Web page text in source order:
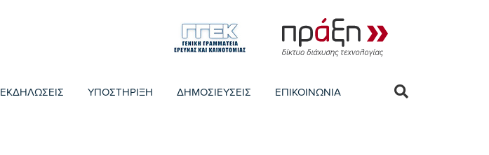
ΥΠΟΣΤΗΡΙΞΗ ΔΗΜΟΣΙΕΥΣΕΙΣ ΕΠΙΚΟΙΝΩΝΙΑ